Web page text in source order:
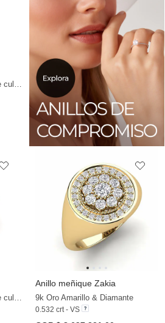
14k Oro Amarillo & Diamante cultivado en laboratorio
Anillo meñique Zakia
9k Oro Amarillo & Diamante
0.532 crt - VS